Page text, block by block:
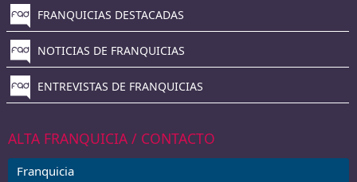
FRANQUICIAS DESTACADAS
NOTICIAS DE FRANQUICIAS
ENTREVISTAS DE FRANQUICIAS
ALTA FRANQUICIA / CONTACTO